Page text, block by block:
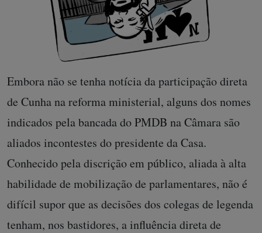
Embora não se tenha notícia da participação direta
de Cunha na reforma ministerial, alguns dos nomes
indicados pela bancada do PMDB na Câmara são
aliados incontestes do presidente da Casa.
Conhecido pela discrição em público, aliada à alta
habilidade de mobilização de parlamentares, não é
difícil supor que as decisões dos colegas de legenda
tenham, nos bastidores, a influência direta de